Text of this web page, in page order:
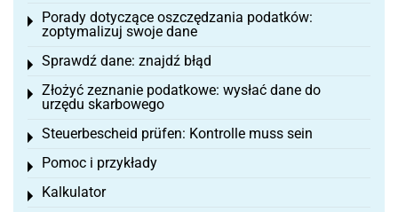
Porady dotyczące oszczędzania podatków:
zoptymalizuj swoje dane
Toggle menu
Sprawdź dane: znajdź błąd
Toggle menu
Złożyć zeznanie podatkowe: wysłać dane do
urzędu skarbowego
Toggle menu
Steuerbescheid prüfen: Kontrolle muss sein
Toggle menu
Pomoc i przykłady
Toggle menu
Kalkulator
Toggle menu